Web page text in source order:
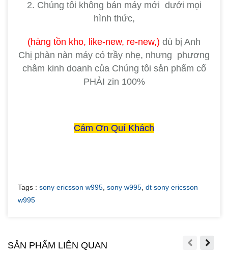
2. Chúng tôi không bán máy mới dưới mọi
hình thức,
(hàng tồn kho, like-new, re-new,) dù bị Anh
Chị phàn nàn máy có trầy nhẹ, nhưng phương
châm kinh doanh của Chúng tôi sản phẩm cổ
PHẢI zin 100%
Cám Ơn Quí Khách
Tags : sony ericsson w995 sony w995 dt sony ericsson
w995
SẢN PHẨM LIÊN QUAN